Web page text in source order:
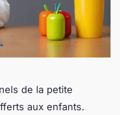
de la petite
aux enfants.